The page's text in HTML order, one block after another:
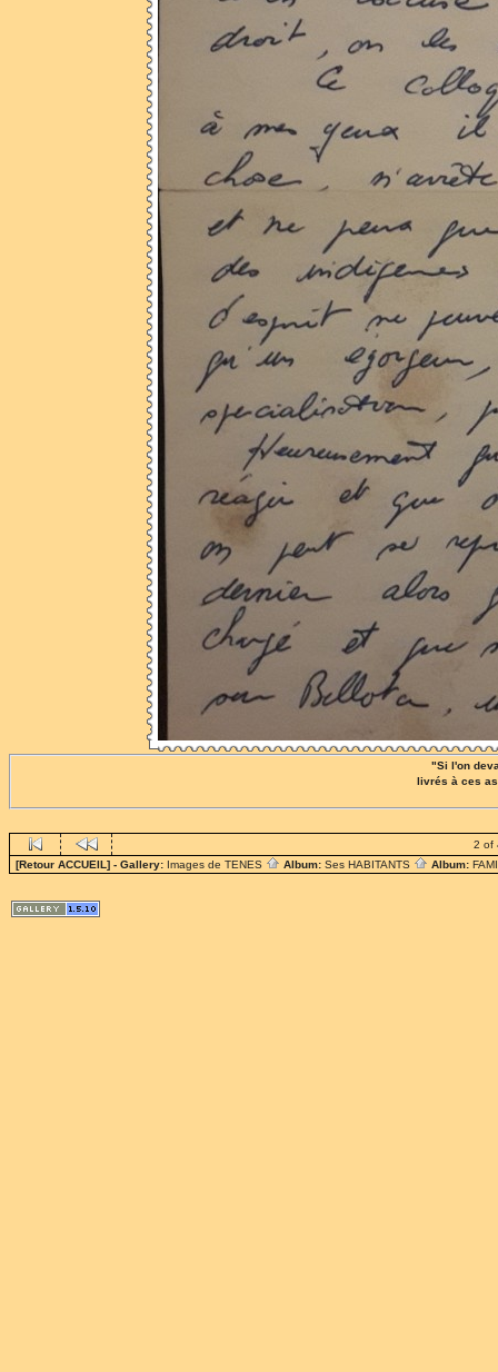
"Si l'on
livrés à ces
2 of
[Retour ACCUEIL] - Gallery: Images de TENES Album: Ses HABITANTS Album: